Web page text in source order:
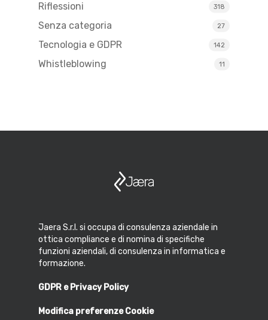
Riflessioni 318
Senza categoria 27
Tecnologia e GDPR 142
Whistleblowing 11
Jaera S.r.l. si occupa di consulenza aziendale in
ottica compliance e di nomina di specifiche
funzioni aziendali, di consulenza in informatica e
formazione.
GDPR e Privacy Policy
Modifica preferenze Cookie